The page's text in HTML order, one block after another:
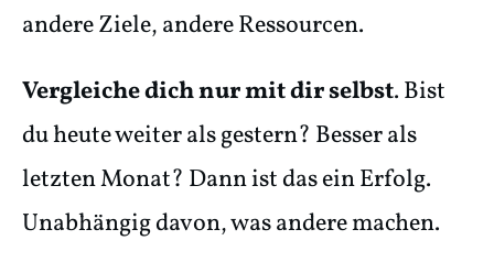
andere Ziele, andere Ressourcen.
Vergleiche dich nur mit dir selbst. Bist
du heute weiter als gestern? Besser als
letzten Monat? Dann ist das ein Erfolg.
Unabhängig davon, was andere machen.